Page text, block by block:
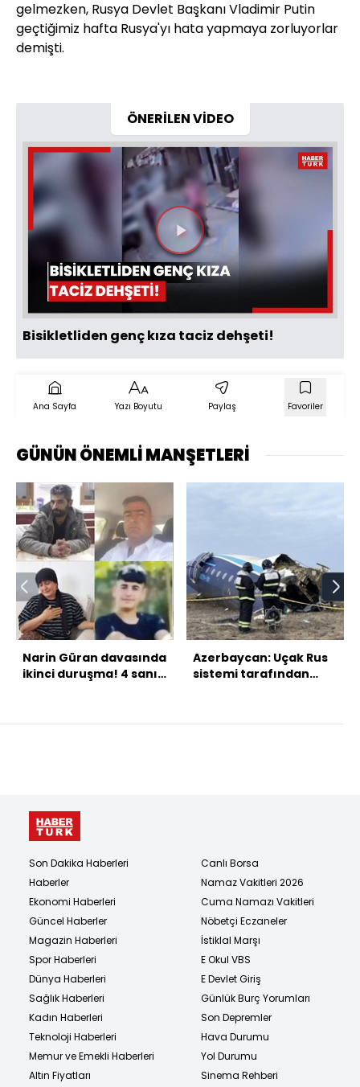
gelmezken, Rusya Devlet Başkanı Vladimir Putin
geçtiğimiz hafta Rusya'yı hata yapmaya zorluyorlar
demişti.
ÖNERİLEN VİDEO
Videoyu
Oynat
Bisikletliden genç kıza taciz dehşeti!
Ana Sayfa Yazı Boyutu Paylaş Favoriler
GÜNÜN ÖNEMLİ MANŞETLERİ
Narin Güran davasında
ikinci duruşma! 4 sanık
Azerbaycan: Uçak Rus
sistemi tarafından
Son Dakika Haberleri
Haberler
Ekonomi Haberleri
Güncel Haberler
Magazin Haberleri
Spor Haberleri
Dünya Haberleri
Sağlık Haberleri
Kadın Haberleri
Teknoloji Haberleri
Memur ve Emekli Haberleri
Altın Fiyatları
Canlı Borsa
Namaz Vakitleri 2026
Cuma Namazı Vakitleri
Nöbetçi Eczaneler
İstiklal Marşı
E Okul VBS
E Devlet Giriş
Günlük Burç Yorumları
Son Depremler
Hava Durumu
Yol Durumu
Sinema Rehberi